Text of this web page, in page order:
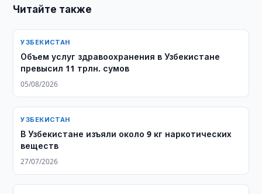
Читайте также
УЗБЕКИСТАН
​​​​​​​Объем услуг здравоохранения в Узбекистане
превысил 11 трлн. сумов
05/08/2026
УЗБЕКИСТАН
В Узбекистане изъяли около 9 кг наркотических
веществ
27/07/2026